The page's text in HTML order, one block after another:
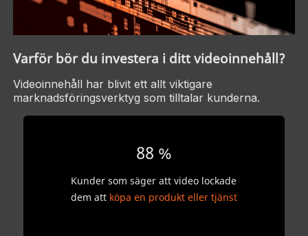
Varför bör du investera i ditt videoinnehåll?
Videoinnehåll har blivit ett allt viktigare
marknadsföringsverktyg som tilltalar kunderna.
88 %
Kunder som säger att video lockade
dem att köpa en produkt eller tjänst